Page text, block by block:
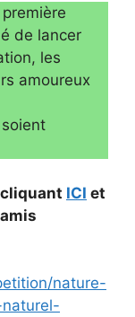
de lancer
les
amoureux
cliquant ICI et
nature-